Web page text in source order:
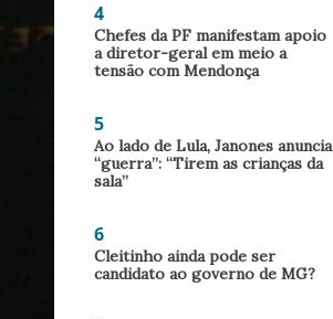
4
Chefes da PF manifestam apoio
a diretor-geral em meio a
tensão com Mendonça
5
Ao lado de Lula, Janones anuncia
“guerra”: “Tirem as crianças da
sala”
6
Cleitinho ainda pode ser
candidato ao governo de MG?